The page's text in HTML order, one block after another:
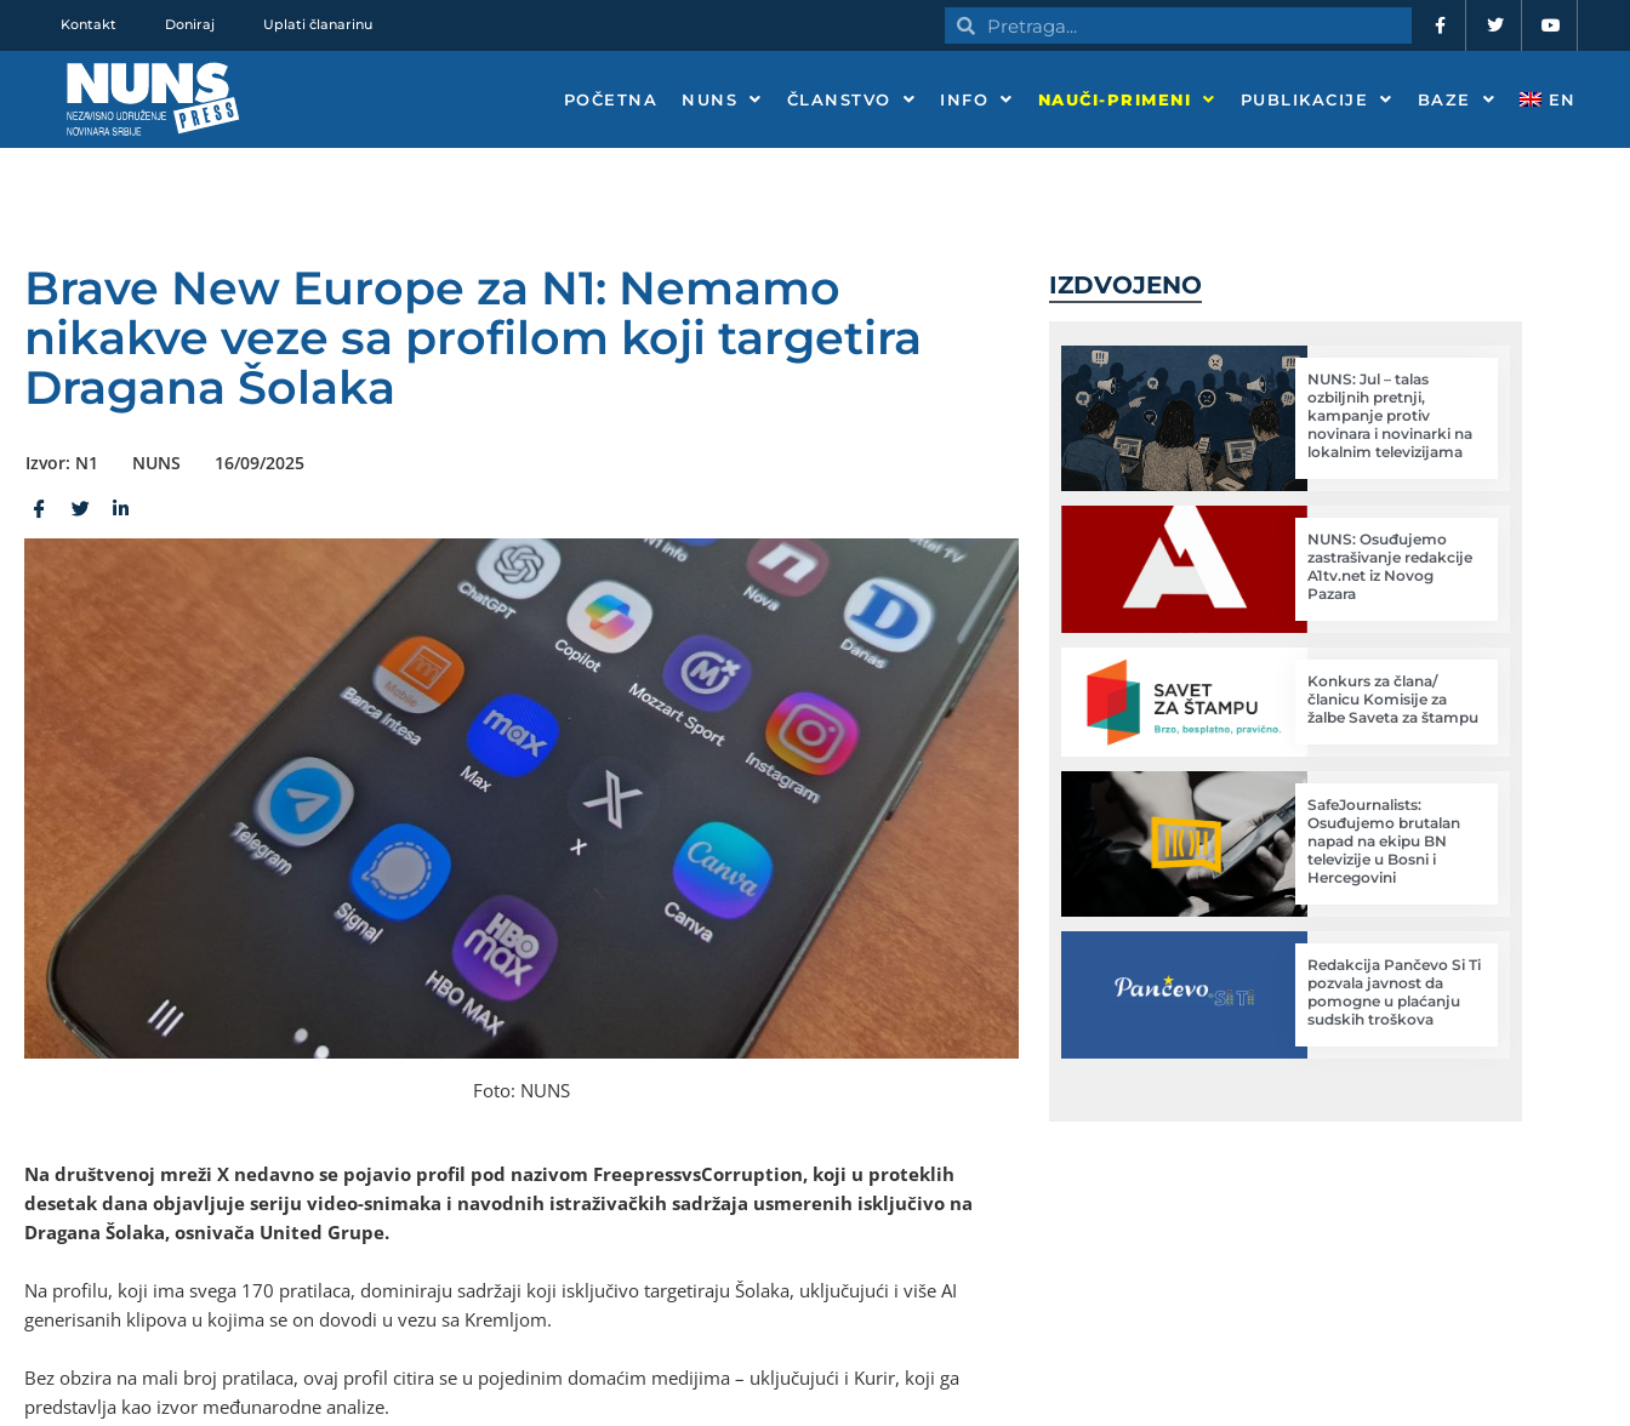
Kontakt Doniraj Uplati članarinu PretragaPretraga a
c
e
o
o
-
w
t
e
o
t
b
e
POČETNA NUNS ČLANSTVO INFO NAUČI-PRIMENI PUBLIKACIJE BAZE EN
Brave New Europe za N1: Nemamo
nikakve veze sa profilom koji targetira
Dragana Šolaka
Izvor: N1 NUNS 16/09/2025
Foto: NUNS
Na društvenoj mreži X nedavno se pojavio profil pod nazivom FreepressvsCorruption, koji u proteklih
desetak dana objavljuje seriju video-snimaka i navodnih istraživačkih sadržaja usmerenih isključivo na
Dragana Šolaka, osnivača United Grupe.
Na profilu, koji ima svega 170 pratilaca, dominiraju sadržaji koji isključivo targetiraju Šolaka, uključujući i više AI
generisanih klipova u kojima se on dovodi u vezu sa Kremljom.
Bez obzira na mali broj pratilaca, ovaj profil citira se u pojedinim domaćim medijima – uključujući i Kurir, koji ga
predstavlja kao izvor međunarodne analize.
IZDVOJENO
NUNS: Jul – talas
ozbiljnih pretnji,
kampanje protiv
novinara i novinarki na
lokalnim televizijama
NUNS: Osuđujemo
zastrašivanje redakcije
A1tv.net iz Novog
Pazara
Konkurs za člana/
članicu Komisije za
žalbe Saveta za štampu
SafeJournalists:
Osuđujemo brutalan
napad na ekipu BN
televizije u Bosni i
Hercegovini
Redakcija Pančevo Si Ti
pozvala javnost da
pomogne u plaćanju
sudskih troškova